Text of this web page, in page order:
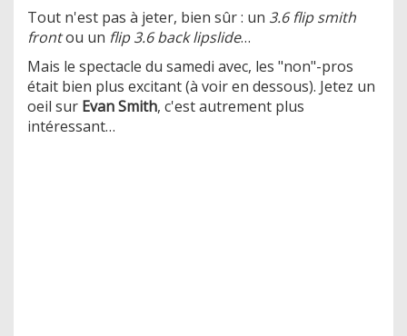
Tout n'est pas à jeter, bien sûr : un 3.6 flip smith
frontou un flip 3.6 back lipslide…
Mais le spectacle du samedi avec, les "non"-pros
était bien plus excitant (à voir en dessous). Jetez un
oeil sur Evan Smith, c'est autrement plus
intéressant…